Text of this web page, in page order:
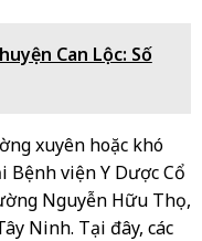
Can Lộc: Số
xuyên hoặc khó
Bệnh viện Y Dược Cổ
Nguyễn Hữu Thọ,
Ninh. Tại đây, các